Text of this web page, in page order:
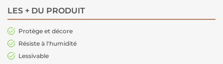
LES + DU PRODUIT
Protège et décore
Résiste à l'humidité
Lessivable